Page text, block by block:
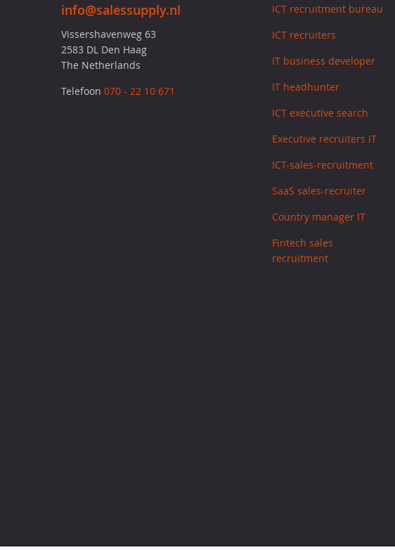
info@salessupply.nl
Vissershavenweg 63
2583 DL Den Haag
The Netherlands
Telefoon 070 - 22 10 671
ICT recruitment bureau
ICT recruiters
IT business developer
IT headhunter
ICT executive search
Executive recruiters IT
ICT-sales-recruitment
SaaS sales-recruiter
Country manager IT
Fintech sales
recruitment